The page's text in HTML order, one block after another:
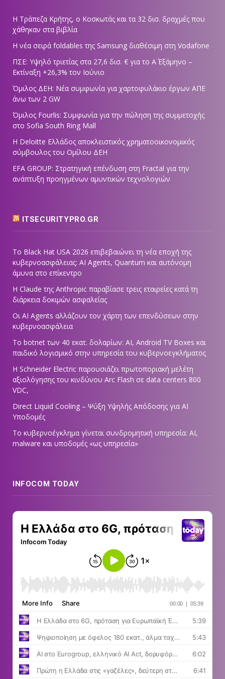
Η Τράπεζα Κρήτης, ο Κοσκωτάς και τα 32 δισ. δραχμές που
χάθηκαν στα βιβλία
Η νέα σειρά foldables της Samsung διαθέσιμη στη Vodafone
ΠΣΕ: Υψηλό τριετίας στα 27,6 δισ. € για το Α΄ Εξάμηνο –
Εκτίναξη +26,3% τον Ιούνιο
Όμιλος ΔΕΗ: Νέα συμφωνία για χαρτοφυλάκιο έργων ΑΠΕ
άνω των 2 GW
Όμιλος Fourlis: Συμφωνία για την πώληση της συμμετοχής
στο Sofia South Ring Mall
Η Deloitte Ελλάδος αποκλειστικός χρηματοοικονομικός
σύμβουλος του Ομίλου ΔΕΗ
EFA GROUP: Στρατηγική επένδυση στη Fractal για την
ανάπτυξη προηγμένων αμυντικών τεχνολογιών
ITSECURITYPRO.GR
Το Black Hat USA 2026 επιβεβαιώνει τη νέα εποχή της
κυβερνοασφάλειας: AI Agents, Quantum και αυτόνομη
άμυνα στο επίκεντρο
Η Claude της Anthropic παραβίασε τρεις εταιρείες κατά τη
διάρκεια δοκιμών ασφαλείας
Οι AI Agents αλλάζουν τον χάρτη των επενδύσεων στην
κυβερνοασφάλεια
Το botnet των 40 εκατ. δολαρίων: AI, Android TV Boxes και
παιδικό λογισμικό στην υπηρεσία του κυβερνοεγκλήματος
Η Schneider Electric παρουσιάζει πρωτοποριακή μελέτη
αξιολόγησης του κινδύνου Arc Flash σε data centers 800
VDC,
Direct Liquid Cooling – Ψύξη Υψηλής Απόδοσης για AI
Υποδομές
Το κυβερνοέγκλημα γίνεται συνδρομητική υπηρεσία: AI,
malware και υποδομές «ως υπηρεσία»
INFOCOM TODAY